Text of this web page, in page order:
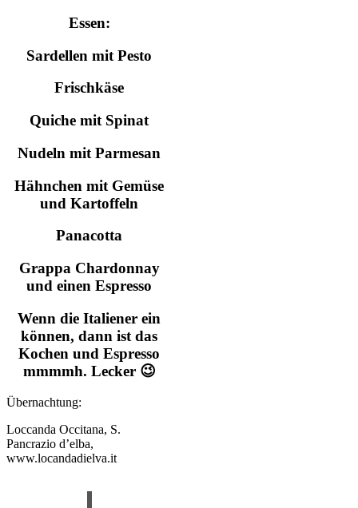
Essen:
Sardellen mit Pesto
Frischkäse
Quiche mit Spinat
Nudeln mit Parmesan
Hähnchen mit Gemüse
und Kartoffeln
Panacotta
Grappa Chardonnay
und einen Espresso
Wenn die Italiener ein
können, dann ist das
Kochen und Espresso
mmmmh. Lecker 😉
Übernachtung:
Loccanda Occitana, S.
Pancrazio d’elba,
www.locandadielva.it